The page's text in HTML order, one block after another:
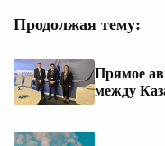
Продолжая тему:
Прямое
между